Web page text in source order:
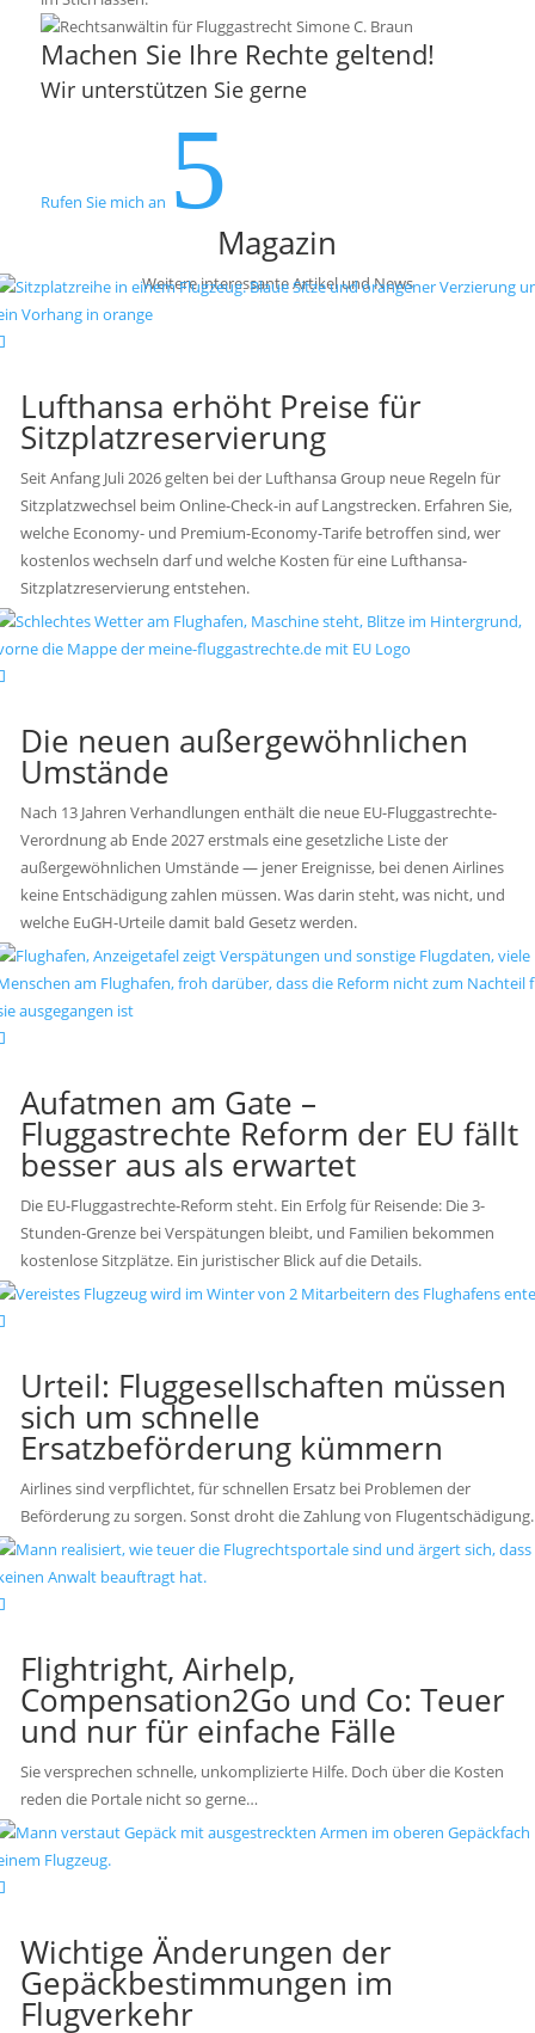
Machen Sie Ihre Rechte geltend!
Wir unterstützen Sie gerne
Rufen Sie mich an 5
Magazin
Weitere interessante Artikel und News
Lufthansa erhöht Preise für
Sitzplatzreservierung
Seit Anfang Juli 2026 gelten bei der Lufthansa Group neue Regeln für
Sitzplatzwechsel beim Online-Check-in auf Langstrecken. Erfahren Sie,
welche Economy- und Premium-Economy-Tarife betroffen sind, wer
kostenlos wechseln darf und welche Kosten für eine Lufthansa-
Sitzplatzreservierung entstehen.
Die neuen außergewöhnlichen
Umstände
Nach 13 Jahren Verhandlungen enthält die neue EU-Fluggastrechte-
Verordnung ab Ende 2027 erstmals eine gesetzliche Liste der
außergewöhnlichen Umstände — jener Ereignisse, bei denen Airlines
keine Entschädigung zahlen müssen. Was darin steht, was nicht, und
welche EuGH-Urteile damit bald Gesetz werden.
Aufatmen am Gate –
Fluggastrechte Reform der EU fällt
besser aus als erwartet
Die EU-Fluggastrechte-Reform steht. Ein Erfolg für Reisende: Die 3-
Stunden-Grenze bei Verspätungen bleibt, und Familien bekommen
kostenlose Sitzplätze. Ein juristischer Blick auf die Details.
Urteil: Fluggesellschaften müssen
sich um schnelle
Ersatzbeförderung kümmern
Airlines sind verpflichtet, für schnellen Ersatz bei Problemen der
Beförderung zu sorgen. Sonst droht die Zahlung von Flugentschädigung.
Flightright, Airhelp,
Compensation2Go und Co: Teuer
und nur für einfache Fälle
Sie versprechen schnelle, unkomplizierte Hilfe. Doch über die Kosten
reden die Portale nicht so gerne…
Wichtige Änderungen der
Gepäckbestimmungen im
Flugverkehr